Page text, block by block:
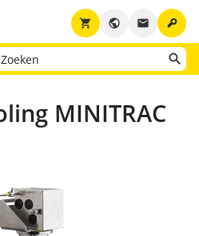
key
email
public
shopping_cart
MINITRAC